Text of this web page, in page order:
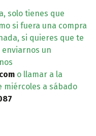
solo tienes que
si fuera una compra
si quieres que te
enviarnos un
o llamar a la
miércoles a sábado